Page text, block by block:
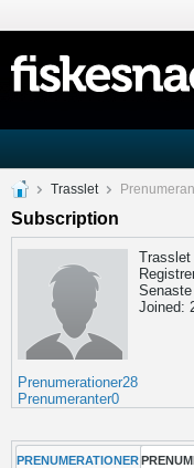
Trasslet
Subscription
Trasslet
Joined:
Prenumerationer28
Prenumeranter0
PRENUMERATIONER